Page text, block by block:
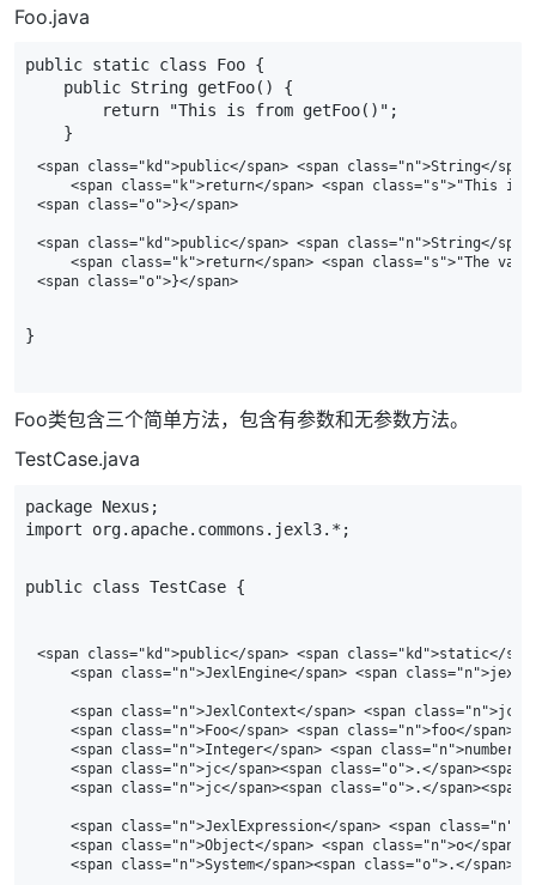
Foo.java
public static class Foo {
public String getFoo()
{
return
"This is from getFoo()" ;
}
<span class="kd">public</span> <span class="n">String</
<span class="k">return</span> <span class="s">"This
<span class="o">}</span>
<span class="kd">public</span> <span class="n">String</
<span class="k">return</span> <span class="s">"The
}
Foo类包含三个简单方法，包含有参数和无参数方法。
TestCase.java
package Nexus ;
import
org.apache.commons.jexl3.* ;
public class TestCase {
<span class="kd">public</span> <span class="kd">static</
<span class="n">JexlEngine</span> <span
<span class="n">JexlContext</span> <span
<span class="n">Foo</span> <span class="n">foo</span>
<span class="n">Integer</span> <span
<span class="n">jc</span><span class="o">.</
<span class="n">jc</span><span class="o">.</
<span class="n">JexlExpression</span> <span
<span class="n">Object</span> <span class="n">o</
<span class="n">System</span><span class="o">.</